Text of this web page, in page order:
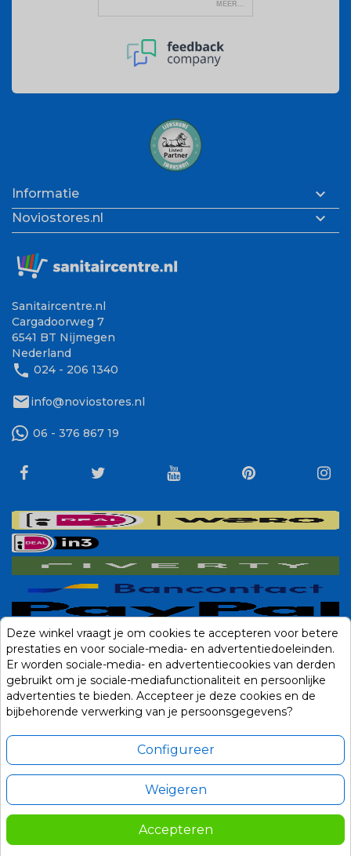
Informatie 
Noviostores.nl 
Sanitaircentre.nl
Cargadoorweg 7
6541 BT Nijmegen
Nederland
phone 024 - 206 1340
mailinfo@noviostores.nl
06 - 376 867 19
Deze winkel vraagt je om cookies te accepteren voor betere
prestaties en voor sociale-media- en advertentiedoeleinden.
Er worden sociale-media- en advertentiecookies van derden
gebruikt om je sociale-mediafunctionaliteit en persoonlijke
advertenties te bieden. Accepteer je deze cookies en de
bijbehorende verwerking van je persoonsgegevens?
Configureer
Weigeren
Accepteren